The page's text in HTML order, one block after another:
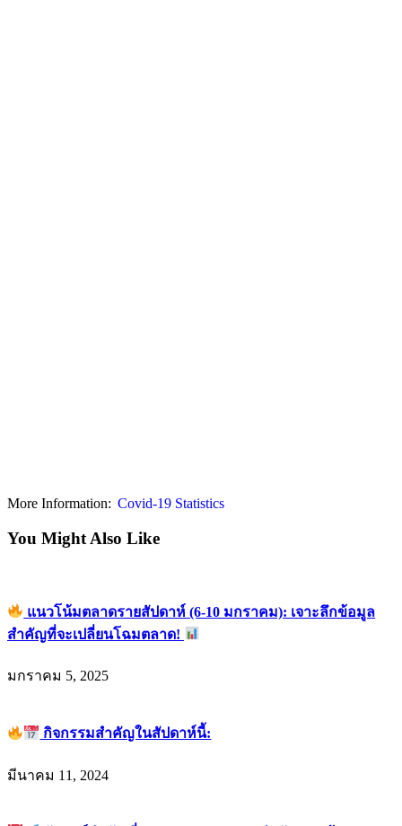
More Information: Covid-19 Statistics
You Might Also Like
แนวโน้มตลาดรายสัปดาห์ (6-10 มกราคม): เจาะลึกข้อมูล
สำคัญที่จะเปลี่ยนโฉมตลาด!
มกราคม 5, 2025
กิจกรรมสำคัญในสัปดาห์นี้:
มีนาคม 11, 2024